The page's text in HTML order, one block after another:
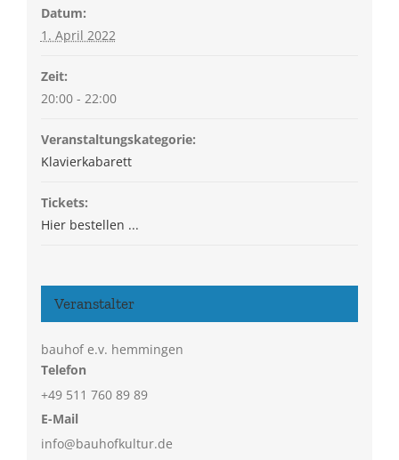
Datum:
1. April 2022
Zeit:
20:00 - 22:00
Veranstaltungskategorie:
Klavierkabarett
Tickets:
Hier bestellen ...
Veranstalter
bauhof e.v. hemmingen
Telefon
+49 511 760 89 89
E-Mail
info@bauhofkultur.de